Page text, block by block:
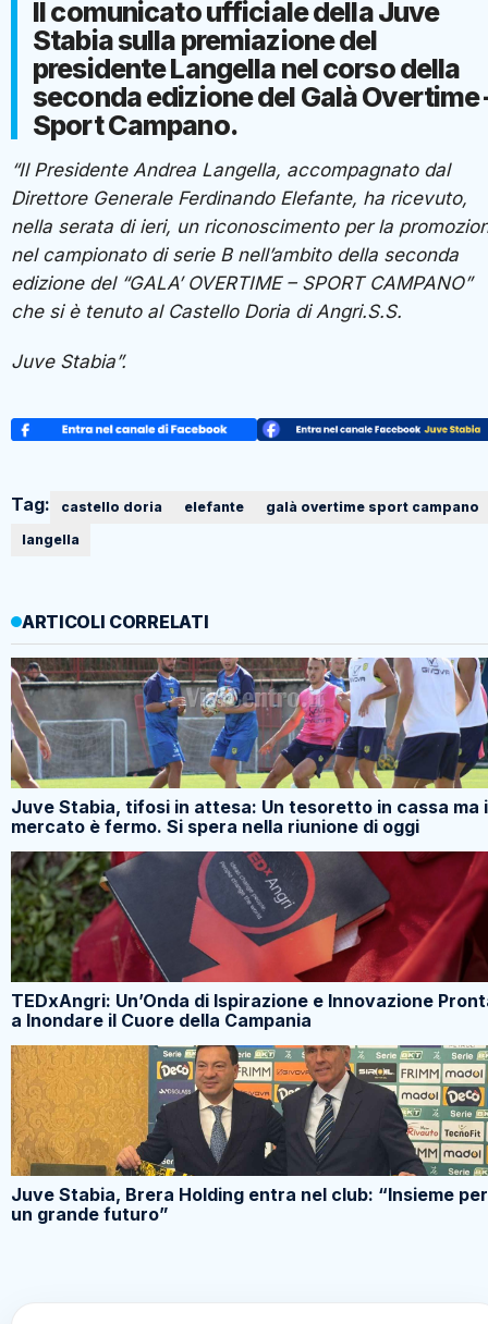
Il comunicato ufficiale della Juve
Stabia sulla premiazione del
presidente Langella nel corso della
seconda edizione del Galà Overtime
Sport Campano.
“Il Presidente Andrea Langella, accompagnato dal
Direttore Generale Ferdinando Elefante, ha ricevuto,
nella serata di ieri, un riconoscimento per la
nel campionato di serie B nell’ambito della seconda
edizione del “GALA’ OVERTIME – SPORT CAMPANO”
che si è tenuto al Castello Doria di Angri.S.S.
Juve Stabia”.
Tag: castello doria elefante
galà overtime sport campano
langella
ARTICOLI CORRELATI
Juve Stabia, tifosi in attesa: Un tesoretto in cassa ma
mercato è fermo. Si spera nella riunione di oggi
TEDxAngri: Un’Onda di Ispirazione e Innovazione
a Inondare il Cuore della Campania
Juve Stabia, Brera Holding entra nel club: “Insieme per
un grande futuro”